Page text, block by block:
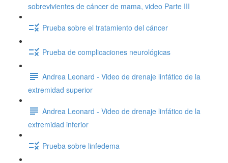
sobrevivientes de cáncer de mama, video Parte III
Prueba sobre el tratamiento del cáncer
Prueba de complicaciones neurológicas
Andrea Leonard - Video de drenaje linfático de la
extremidad superior
Andrea Leonard - Video de drenaje linfático de la
extremidad inferior
Prueba sobre linfedema